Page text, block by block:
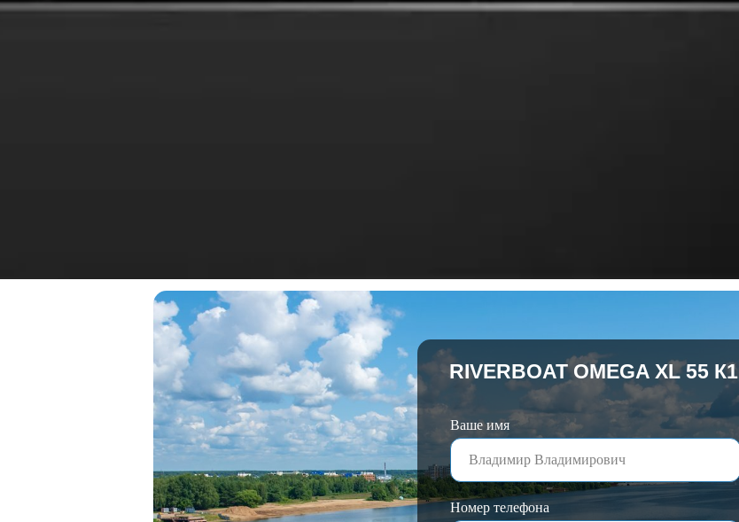
Ваше имя
Номер телефона
RIVERBOATOMEGA XL 55 К1